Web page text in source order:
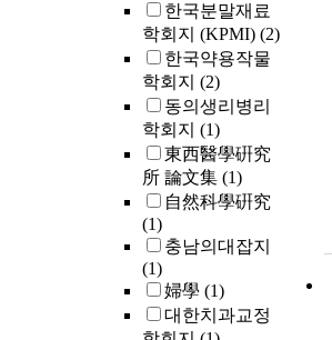
한국분말재료
학회지 (KPMI) (2)
한국약용작물
학회지 (2)
동의생리병리
학회지 (1)
東西醫學硏究
所 論文集 (1)
自然科學硏究
(1)
충남의대잡지
(1)
婦學 (1)
대한치과교정